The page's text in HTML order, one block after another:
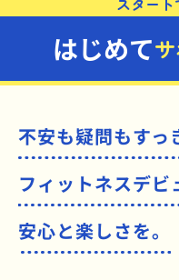
はじめて
不安も疑問もすっ
フィットネスデビ
安心と楽しさを。